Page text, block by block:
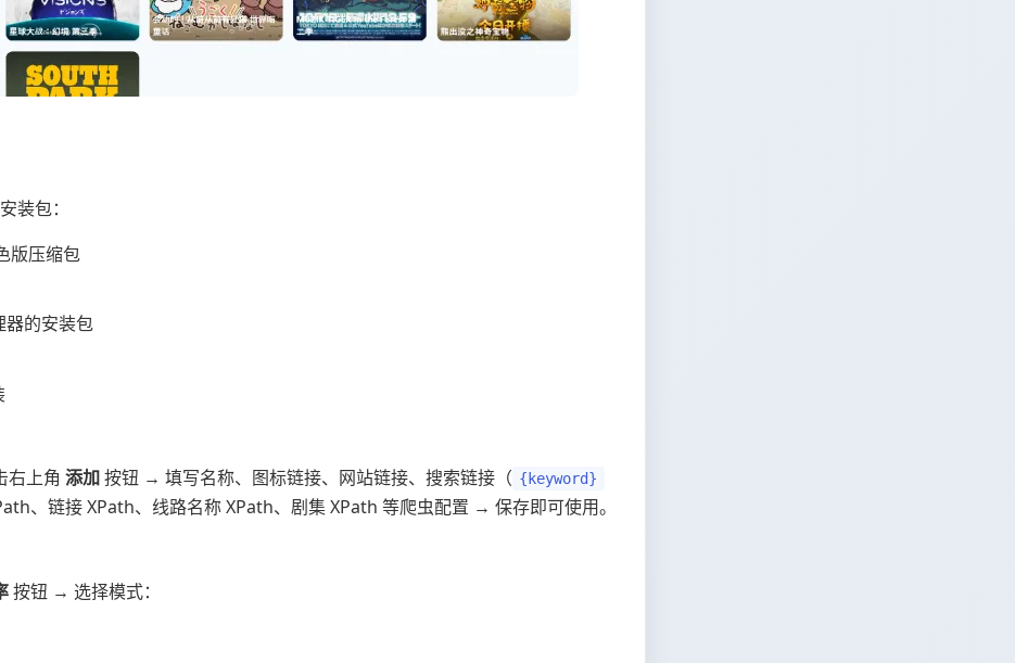
装包：
版压缩包
器的安装包
右上角 添加按钮 → 填写名称、图标链接、网站链接、搜索链接（ {keyword}
、链接 XPath、线路名称 XPath、剧集 XPath 等爬虫配置 → 保存即可使用。
按钮 → 选择模式：